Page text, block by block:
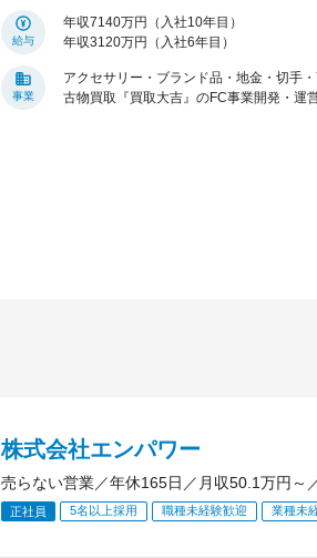
給与
年収7140万円（入社10年目）
年収3120万円（入社6年目）
事業
アクセサリー・ブランド品・地金・切手
古物買取『買取大吉』のFC事業開発・運営
株式会社エンパワー
売らない営業／年休165日／月収50.1万円～
正社員 5名以上採用 職種未経験歓迎 業種未